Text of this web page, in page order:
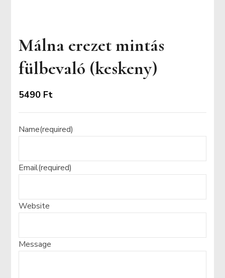
Málna erezet mintás
fülbevaló (keskeny)
5490 Ft
Name(required)
Email(required)
Website
Message